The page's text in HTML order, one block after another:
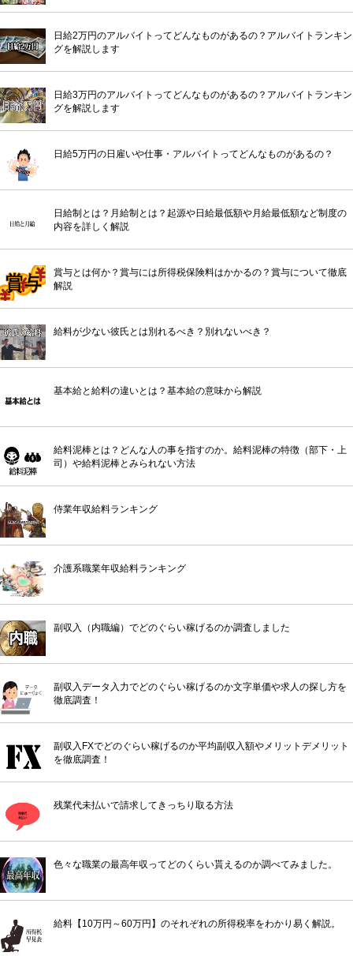
日給2万円のアルバイトってどんなものがあるの？アルバイトランキン
グを解説します
日給3万円のアルバイトってどんなものがあるの？アルバイトランキン
グを解説します
日給5万円の日雇いや仕事・アルバイトってどんなものがあるの？
日給制とは？月給制とは？起源や日給最低額や月給最低額など制度の
内容を詳しく解説
賞与とは何か？賞与には所得税保険料はかかるの？賞与について徹底
解説
給料が少ない彼氏とは別れるべき？別れないべき？
基本給と給料の違いとは？基本給の意味から解説
給料泥棒とは？どんな人の事を指すのか。給料泥棒の特徴（部下・上
司）や給料泥棒とみられない方法
侍業年収給料ランキング
介護系職業年収給料ランキング
副収入（内職編）でどのぐらい稼げるのか調査しました
副収入データ入力でどのぐらい稼げるのか文字単価や求人の探し方を
徹底調査！
副収入FXでどのぐらい稼げるのか平均副収入額やメリットデメリット
を徹底調査！
残業代未払いで請求してきっちり取る方法
色々な職業の最高年収ってどのくらい貰えるのか調べてみました。
給料【10万円～60万円】のそれぞれの所得税率をわかり易く解説。